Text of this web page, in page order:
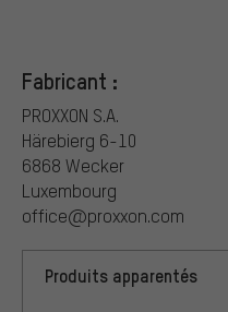
Fabricant :
PROXXON S.A.
Härebierg 6-10
6868 Wecker
Luxembourg
office@proxxon.com
Produits apparentés